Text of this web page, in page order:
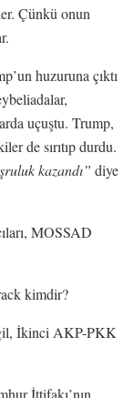
Çünkü onun
huzuruna çıktı
uçuştu. Trump,
de sırıtıp durdu.
kazandı” diye
MOSSAD
kimdir?
İkinci AKP-PKK
İttifakı’nın